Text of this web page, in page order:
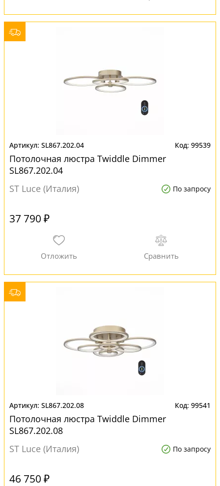
SL867.202.04 99539
Потолочная люстра Twiddle Dimmer
SL867.202.04
ST Luce (Италия)
По запросу
37 790 ₽
SL867.202.08 99541
Потолочная люстра Twiddle Dimmer
SL867.202.08
ST Luce (Италия)
По запросу
46 750 ₽